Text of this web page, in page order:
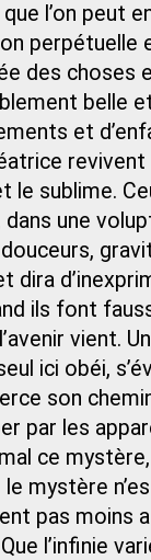
l’on peut
perpétuelle
des choses
belle
et
revivent
le sublime.
dans une
dira
ils font
vient.
ici obéi,
son
par les
ce
mystère
pas moins
l’infinie